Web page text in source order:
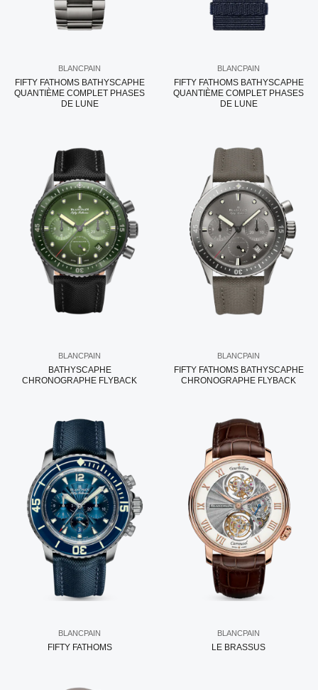
BLANCPAIN
FIFTY FATHOMS BATHYSCAPHE
QUANTIÈME COMPLET PHASES
DE LUNE
BLANCPAIN
FIFTY FATHOMS BATHYSCAPHE
QUANTIÈME COMPLET PHASES
DE LUNE
BLANCPAIN
BATHYSCAPHE
CHRONOGRAPHE FLYBACK
BLANCPAIN
FIFTY FATHOMS BATHYSCAPHE
CHRONOGRAPHE FLYBACK
BLANCPAIN
FIFTY FATHOMS
BLANCPAIN
LE BRASSUS